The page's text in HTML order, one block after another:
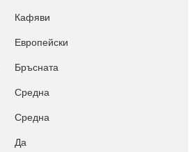
Кафяви
Европейски
Бръсната
Среднa
Среднa
Да